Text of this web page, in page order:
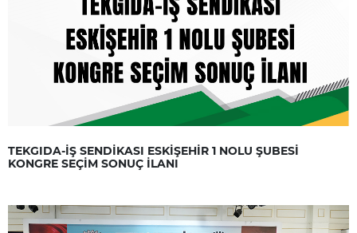
TEKGIDA-İŞ SENDİKASI ESKİŞEHİR 1 NOLU ŞUBESİ
KONGRE SEÇİM SONUÇ İLANI